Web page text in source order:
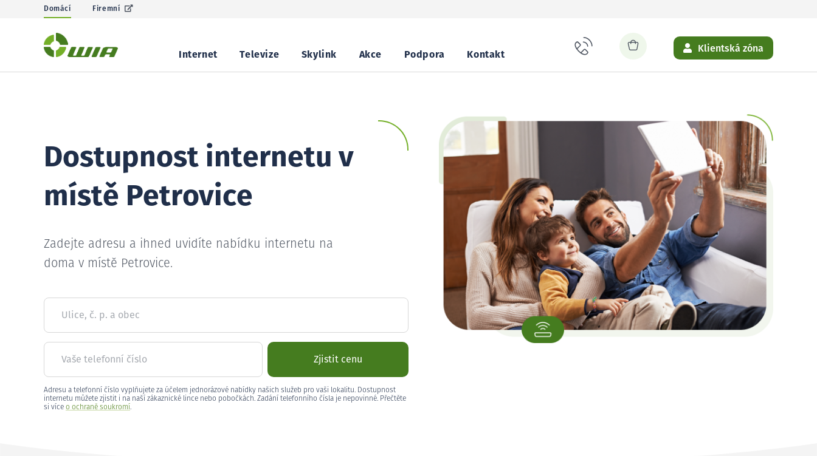
Domácí Firemní
Internet Televize Skylink Akce Podpora Kontakt
Klientská zóna
Dostupnost internetu v
místě Petrovice
Zadejte adresu a ihned uvidíte nabídku internetu na
doma v místě Petrovice.
Ulice, č. p. a obec
Vaše telefonní číslo Zjistit cenu
Adresu a telefonní číslo vyplňujete za účelem jednorázové nabídky našich služeb pro vaši lokalitu. Dostupnost
internetu můžete zjistit i na naší zákaznické lince nebo pobočkách. Zadání telefonního čísla je nepovinné. Přečtěte
si více o ochraně soukromí.